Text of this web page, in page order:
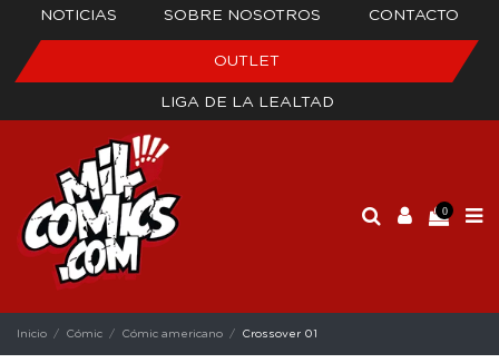
NOTICIAS SOBRE NOSOTROS CONTACTO
OUTLET
LIGA DE LA LEALTAD
0
Inicio Cómic Cómic americano Crossover 01